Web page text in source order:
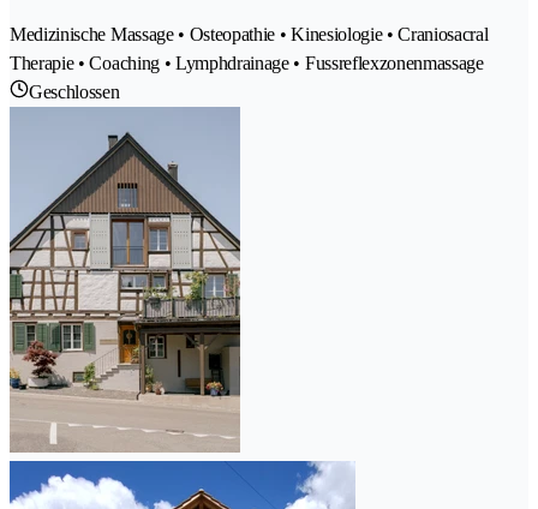
Medizinische Massage • Osteopathie • Kinesiologie • Craniosacral
Therapie • Coaching • Lymphdrainage • Fussreflexzonenmassage
Geschlossen